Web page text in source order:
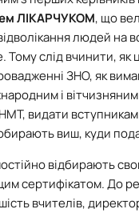
ЛІКАРЧУКОМ, що
людей на
Тому слід вчинити, як
ЗНО, як
і
видати вступникам
виш, куди
відбирають
сертифікатом. До
вчителів,